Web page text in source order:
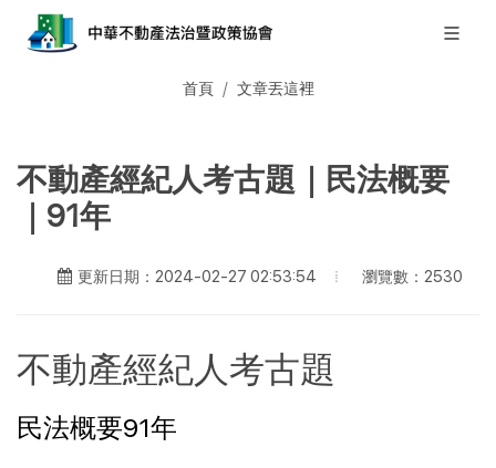
首頁 文章丟這裡
不動產經紀人考古題｜民法概要
｜91年
更新日期：2024-02-27 02:53:54 瀏覽數：2530
不動產經紀人考古題
民法概要91年